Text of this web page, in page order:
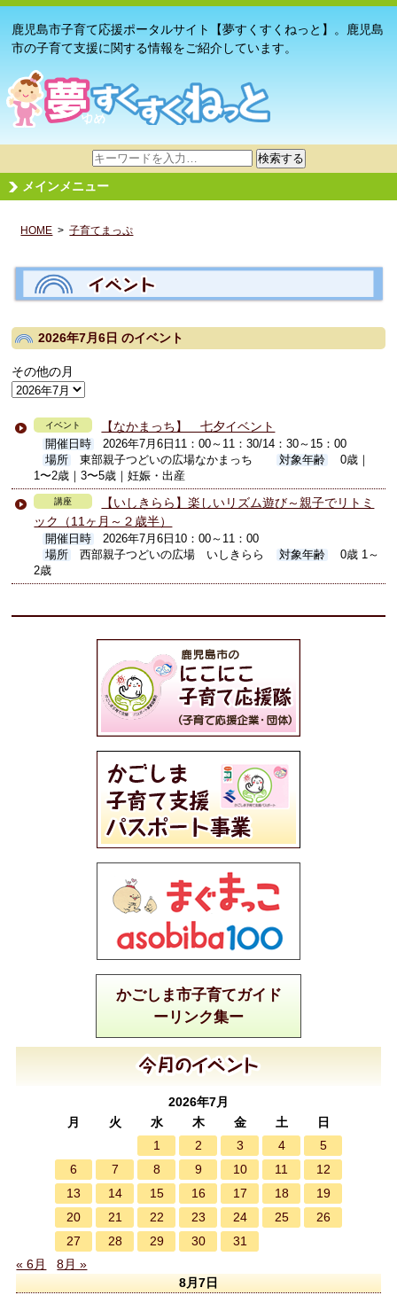
鹿児島市子育て応援ポータルサイト【夢すくすくねっと】。鹿児島
市の子育て支援に関する情報をご紹介しています。
サ
イ
ト
検
検索する
メインメニュー
HOME >子育てまっぷ
2026年7月6日のイベント
その他の月
イベント 【なかまっち】 七夕イベント
開催日時
2026年7月6日11：00～11：30/14：30～15：00
場所
東部親子つどいの広場なかまっち 対象年齢
0歳｜
1〜2歳｜3〜5歳｜妊娠・出産
講座
【いしきらら】楽しいリズム遊び～親子でリトミ
ック（11ヶ月～２歳半）
開催日時
2026年7月6日10：00～11：00
場所
西部親子つどいの広場 いしきらら 対象年齢
0歳 1～
2歳
かごしま市子育てガイド
ーリンク集ー
2026年7月
月
火 水 木 金 土
日
1
2 3 4
5
6
7 8 9 10 11
12
13
14 15 16 17 18
19
20
21 22 23 24 25
26
27
28 29 30
31
« 6月
8月 »
8月7日